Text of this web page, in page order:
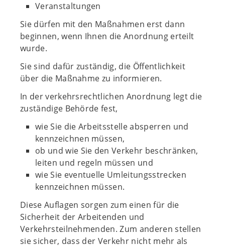
Veranstaltungen
Sie dürfen mit den Maßnahmen erst dann
beginnen, wenn Ihnen die Anordnung erteilt
wurde.
Sie sind dafür zuständig, die Öffentlichkeit
über die Maßnahme zu informieren.
In der verkehrsrechtlichen Anordnung legt die
zuständige Behörde fest,
wie Sie die Arbeitsstelle absperren und
kennzeichnen müssen,
ob und wie Sie den Verkehr beschränken,
leiten und regeln müssen und
wie Sie eventuelle Umleitungsstrecken
kennzeichnen müssen.
Diese Auflagen sorgen zum einen für die
Sicherheit der Arbeitenden und
Verkehrsteilnehmenden. Zum anderen stellen
sie sicher, dass der Verkehr nicht mehr als